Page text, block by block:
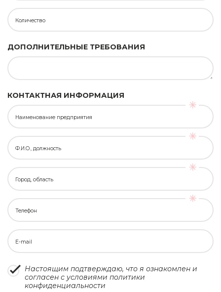
Количество
ДОПОЛНИТЕЛЬНЫЕ ТРЕБОВАНИЯ
КОНТАКТНАЯ ИНФОРМАЦИЯ
Наименование предприятия
Ф.И.О., должность
Город, область
Телефон
E-mail
Настоящим подтверждаю, что я ознакомлен и
согласен с условиями политики
конфиденциальности